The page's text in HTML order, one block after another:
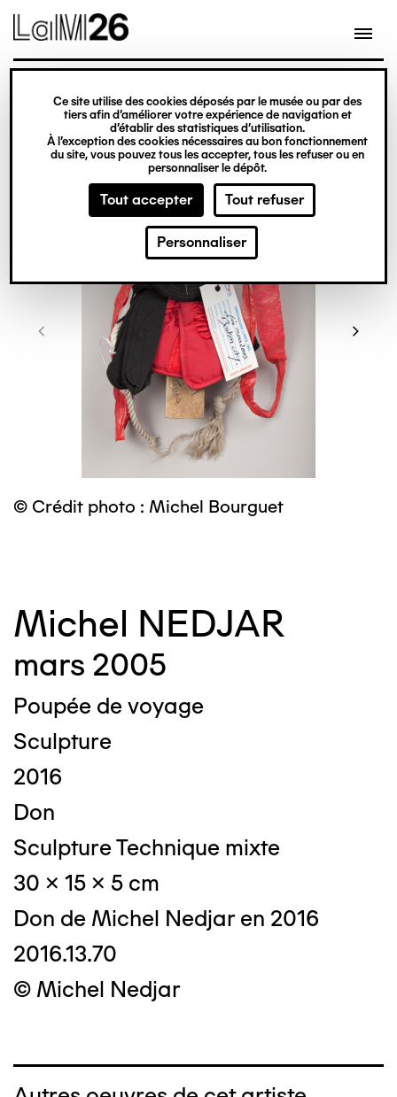
Gestion des cookies
Ce site utilise des cookies déposés par le musée ou par des
tiers afin d’améliorer votre expérience de navigation et
d’établir des statistiques d’utilisation.
À l’exception des cookies nécessaires au bon fonctionnement
du site, vous pouvez tous les accepter, tous les refuser ou en
personnaliser le dépôt.
Tout accepter Tout refuser
Personnaliser
contenu
© Crédit photo : Michel Bourguet
Michel NEDJAR
mars 2005
Poupée de voyage
Sculpture
2016
Don
Sculpture Technique mixte
30 x 15 x 5 cm
Don de Michel Nedjar en 2016
2016.13.70
© Michel Nedjar